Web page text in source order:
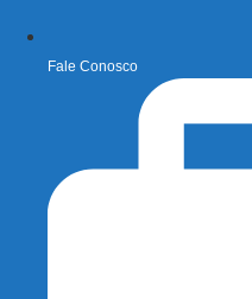
Fale Conosco